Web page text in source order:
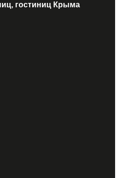
гостиниц Крыма